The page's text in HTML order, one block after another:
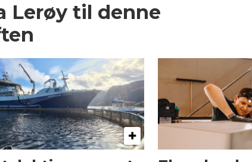
Lerøy til denne